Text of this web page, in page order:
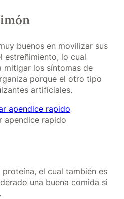
buenos en movilizar sus
estreñimiento, lo cual
mitigar los síntomas de
porque el otro tipo
artificiales.
apendice rapido
el cual también es
una buena comida si